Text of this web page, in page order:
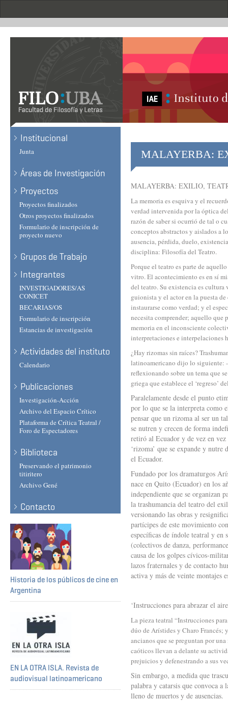
Institucional
Junta
Áreas de Investigación
Proyectos
Proyectos finalizados
Otros proyectos finalizados
Formulario de inscripción de
proyecto nuevo
Grupos de Trabajo
Integrantes
INVESTIGADORES/AS
CONICET
BECARIAS/OS
Formulario de inscripción
Estancias de investigación
Actividades del instituto
Calendario
Publicaciones
Investigación-Acción
Archivo del Espacio Crítico
Plataforma de Crítica Teatral /
Foro de Espectadores
Biblioteca
Preservando el patrimonio
titiritero
Archivo Gené
Contacto
Historia de los públicos de cine en
Argentina
EN LA OTRA ISLA. Revista de
audiovisual latinoamericano
MALAYERBA:
MALAYERBA: EXILIO,
La memoria es esquiva y el
verdad intervenida por la óptica
razón de saber si ocurrió de tal o
conceptos abstractos y aislados a
ausencia, pérdida, duelo,
disciplina: Filosofía del Teatro.
Porque el teatro es parte de
vitro. El acontecimiento es en sí
del teatro. Su existencia es
guionista y el actor en la puesta
instaurarse como verdad; y el
necesita comprender; aquello que
memoria en el inconsciente
interpretaciones e
¿Hay rizomas sin raíces?
latinoamericano dijo lo siguiente:
reflexionando sobre un tema que
griega que establece el ‘regreso’
Paralelamente desde el punto
por lo que se la interpreta como
pensar que un rizoma al ser un
se nutren y crecen de forma
retiró al Ecuador y de vez en
‘rizoma’ que se expande y
el Ecuador.
Fundado por los dramaturgos
nace en Quito (Ecuador) en los
independiente que se organizan
la trashumancia del teatro del
versionando las obras y
partícipes de este movimiento
específicas de índole teatral y en
(colectivos de danza,
causa de los golpes cívicos-
lazos fraternales y de contacto
activa y más de veinte montajes
‘Instrucciones para abrazar el
La pieza teatral “Instrucciones
dúo de Arístides y Charo Francés;
ancianos que se preguntan por
caóticos llevan a delante su
prejuicios y defenestrando a sus
Sin embargo, a medida que
palabra y catarsis que convoca a
lleno de muertos y de ausencias.